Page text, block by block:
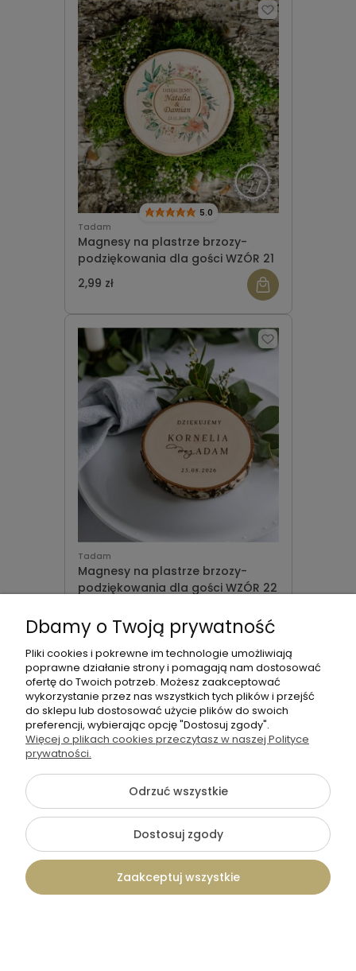
Tadam
Magnesy na plastrze brzozy-
podziękowania dla gości WZÓR 21
5.0
2,99 zł
Tadam
Magnesy na plastrze brzozy-
podziękowania dla gości WZÓR 22
Dbamy o Twoją prywatność
Pliki cookies i pokrewne im technologie umożliwiają
poprawne działanie strony i pomagają nam dostosować
ofertę do Twoich potrzeb. Możesz zaakceptować
wykorzystanie przez nas wszystkich tych plików i przejść
do sklepu lub dostosować użycie plików do swoich
preferencji, wybierając opcję "Dostosuj zgody".
Więcej o plikach cookies przeczytasz w naszej Polityce
prywatności.
Odrzuć wszystkie
Dostosuj zgody
Zaakceptuj wszystkie